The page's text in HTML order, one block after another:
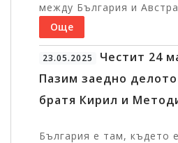
между България и
Още
23.05.2025
Честит 24
Пазим заедно
братя Кирил и
България е там, където